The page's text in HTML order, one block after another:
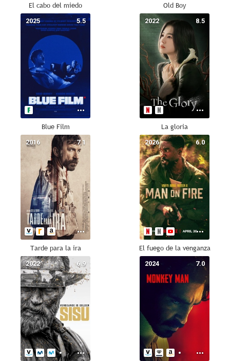
El cabo del miedo Old Boy
5.5
2025
Blue Film
8.5
2022
La gloria
7.1
2016
Tarde para la ira
6.0
2026
El fuego de la venganza
6.9
2022 7.0
2024